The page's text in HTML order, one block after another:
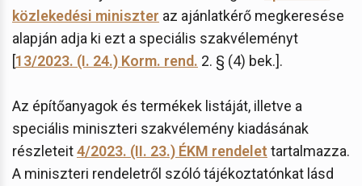
közlekedési miniszter az ajánlatkérő megkeresése
alapján adja ki ezt a speciális szakvéleményt
[13/2023. (I. 24.) Korm. rend. 2. § (4) bek.].
Az építőanyagok és termékek listáját, illetve a
speciális miniszteri szakvélemény kiadásának
részleteit4/2023. (II. 23.) ÉKM rendelet tartalmazza.
A miniszteri rendeletről szóló tájékoztatónkat lásd